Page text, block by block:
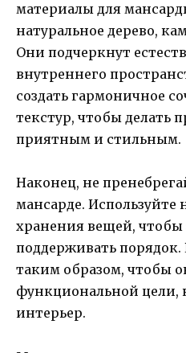
материалы для
натуральное дерево,
Они подчеркнут
внутреннего
создать гармоничное
текстур, чтобы делать
приятным и стильным.
Наконец, не
мансарде.
хранения вещей, чтобы
поддерживать порядок.
таким образом, чтобы
функциональной цели,
интерьер.